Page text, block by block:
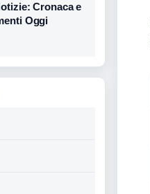
Cronaca e
Oggi